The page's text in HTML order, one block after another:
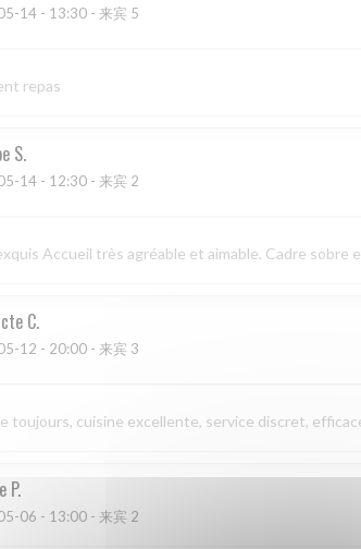
14 - 13:30 - 来宾 5
repas
S
14 - 12:30 - 来宾 2
Accueil très agréable et aimable. Cadre sobre
C
12 - 20:00 - 来宾 3
toujours, cuisine excellente, service discret,
P
06 - 13:00 - 来宾 2